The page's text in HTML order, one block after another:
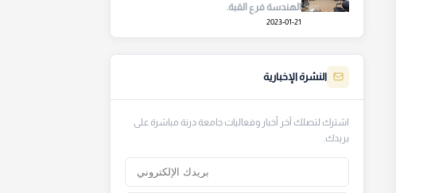
الهندسة فرع القبة.
2023-01-21
النشرة الإخبارية
اشترك لتصلك آخر أخبار وفعاليات جامعة درنة مباشرة على
بريدك.